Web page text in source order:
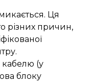
Ця
різних причин,
(у
блоку